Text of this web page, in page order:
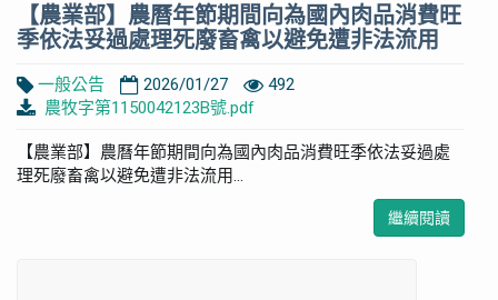
【農業部】農曆年節期間向為國內肉品消費旺
季依法妥過處理死廢畜禽以避免遭非法流用
一般公告 2026/01/27
492
農牧字第1150042123B號.pdf
【農業部】農曆年節期間向為國內肉品消費旺季依法妥過處
理死廢畜禽以避免遭非法流用...
繼續閱讀